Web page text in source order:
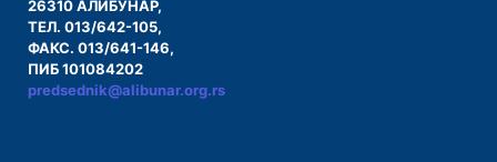
26310 АЛИБУНАР,
ТЕЛ. 013/642-105,
ФАКС. 013/641-146,
ПИБ 101084202
predsednik@alibunar.org.rs